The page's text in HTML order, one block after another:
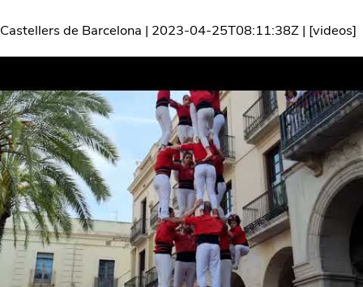
Castellers de Barcelona | 2023-04-25T08:11:38Z | [videos]